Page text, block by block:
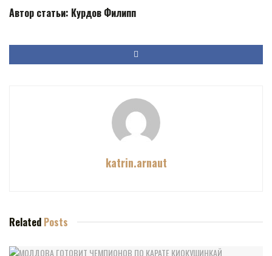
Автор статьи: Курдов Филипп
katrin.arnaut
Related Posts